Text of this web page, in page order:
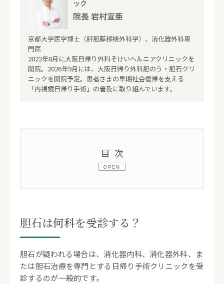
ック
院長 岩村宣亜
京都大学医学博士（肝胆膵移植外科学）、消化器外科専
門医
2022年8月に大阪日帰り外科そけいヘルニアクリニックを
開院。2026年9月には、大阪日帰り外科胆のう・胆石クリ
ニックを開院予定。患者さまの早期社会復帰を支える
「内視鏡日帰り手術」の普及に取り組んでいます。
目次
OPEN
胆石の原因
胆石症の主な症状
胆石は何科を受診する？
胆石が疑われる場合は、消化器内科、消化器外科、ま
たは胆石治療を専門とする日帰り手術クリニックを受
診するのが一般的です。